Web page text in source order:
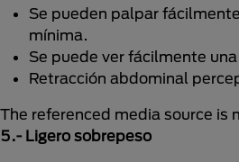
Se pueden palpar
mínima.
Se puede ver fácilmente
Retracción abdominal
The referenced media source is
5.- Ligero sobrepeso